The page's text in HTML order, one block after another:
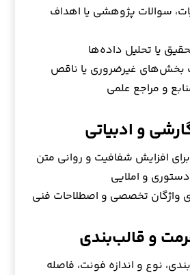
سوالات پژوهشی یا اهداف
یا تحلیل داده‌ها
بخش‌های غیرضروری یا ناقص
و مراجع علمی
افزایش شفافیت و روانی متن
و املایی
واژگان تخصصی و اصطلاحات فنی
نوع و اندازه فونت، فاصله